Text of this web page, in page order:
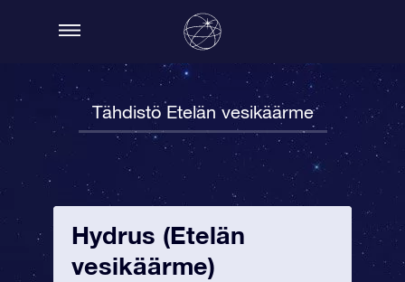
Tähdistö Etelän vesikäärme
Hydrus (Etelän
vesikäärme)